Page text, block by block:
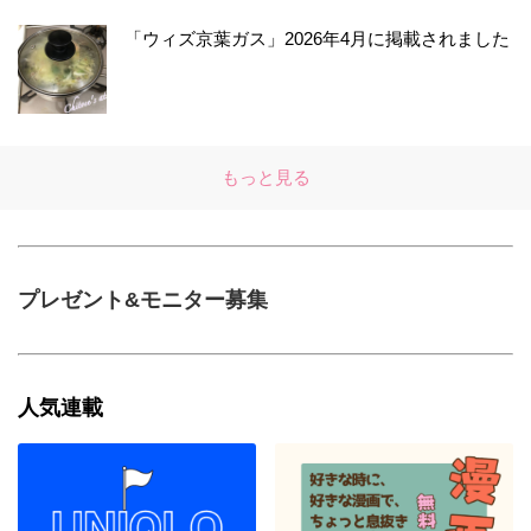
「ウィズ京葉ガス」2026年4月に掲載されました
もっと見る
プレゼント&モニター募集
人気連載